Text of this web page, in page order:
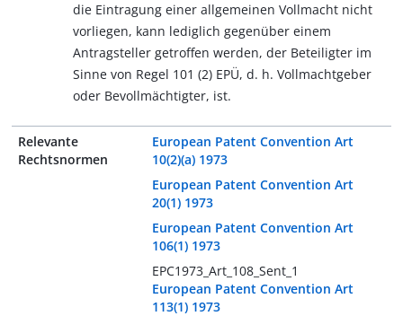
die Eintragung einer allgemeinen Vollmacht nicht
vorliegen, kann lediglich gegenüber einem
Antragsteller getroffen werden, der Beteiligter im
Sinne von Regel 101 (2) EPÜ, d. h. Vollmachtgeber
oder Bevollmächtigter, ist.
Relevante
Rechtsnormen
European Patent Convention Art
10(2)(a) 1973
European Patent Convention Art
20(1) 1973
European Patent Convention Art
106(1) 1973
EPC1973_Art_108_Sent_1
European Patent Convention Art
113(1) 1973